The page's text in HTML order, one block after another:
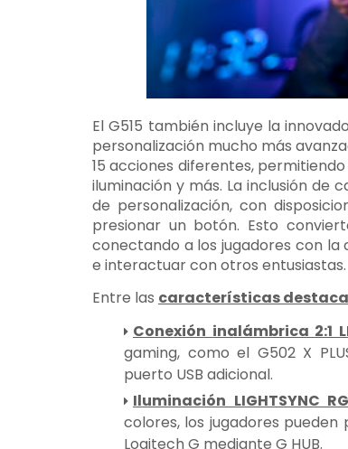
El G515 también incluye la
personalización mucho más
15 acciones diferentes,
iluminación y más. La inclusión de
de personalización, con
presionar un botón. Esto
conectando a los jugadores con la
e interactuar con otros entusiastas.
Entre las características
Conexión inalámbrica 2:1
gaming, como el G502 X
puerto USB adicional.
Iluminación LIGHTSYNC
colores, los jugadores
Logitech G mediante G HUB.